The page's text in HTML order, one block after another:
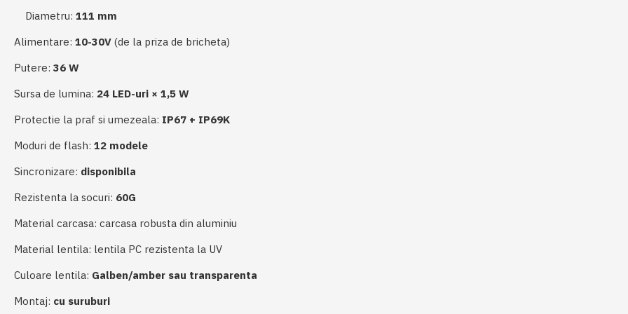
Diametru: 111 mm
Alimentare: 10-30V (de la priza de bricheta)
Putere: 36 W
Sursa de lumina: 24 LED-uri × 1,5 W
Protectie la praf si umezeala: IP67 + IP69K
Moduri de flash: 12 modele
Sincronizare: disponibila
Rezistenta la socuri: 60G
Material carcasa: carcasa robusta din aluminiu
Material lentila: lentila PC rezistenta la UV
Culoare lentila: Galben/amber sau transparenta
Montaj: cu suruburi